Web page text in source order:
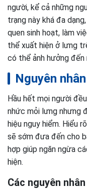
người, kể cả những
trạng này khá đa
quen sinh hoạt, làm
thể xuất hiện ở lưng
có thể ảnh hưởng
Nguyên nhân
Hầu hết mọi người
nhức mỏi lưng nhưng
hiệu nguy hiểm. Hiểu
sẽ sớm đưa đến cho
hợp giúp ngăn ngừa
hiện.
Các nguyên